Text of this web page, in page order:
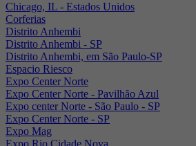
Chicago, IL - Estados Unidos
Corferias
Distrito Anhembi
Distrito Anhembi - SP
Distrito Anhembi, em São Paulo-SP
Espacio Riesco
Expo Center Norte
Expo Center Norte - Pavilhão Azul
Expo center Norte - São Paulo - SP
Expo Center Norte - SP
Expo Mag
Expo Rio Cidade Nova